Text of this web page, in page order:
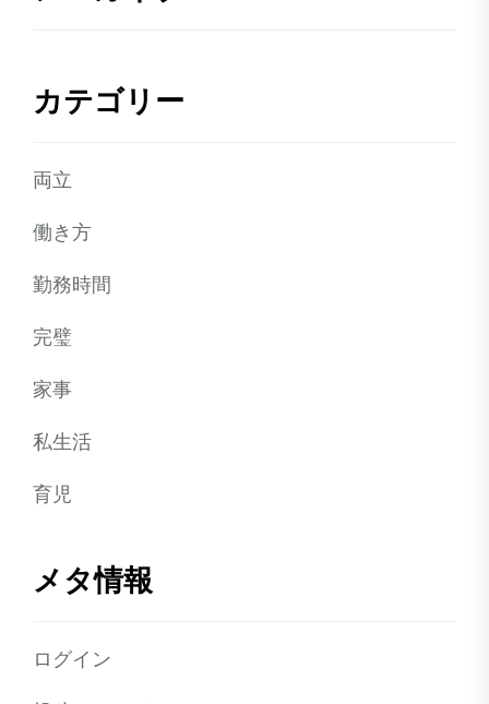
カテゴリー
両立
働き方
勤務時間
完璧
家事
私生活
育児
メタ情報
ログイン